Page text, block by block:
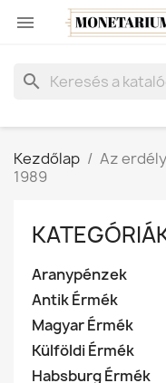

search
Kezdőlap
Az
1989
Aranypénzek
Antik Érmék
Magyar Érmék
Külföldi Érmék
Habsburg Érmék